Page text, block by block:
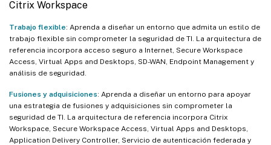
Citrix Workspace
Trabajo flexible: Aprenda a diseñar un entorno que admita un estilo de
trabajo flexible sin comprometer la seguridad de TI. La arquitectura de
referencia incorpora acceso seguro a Internet, Secure Workspace
Access, Virtual Apps and Desktops, SD-WAN, Endpoint Management y
análisis de seguridad.
Fusiones y adquisiciones: Aprenda a diseñar un entorno para apoyar
una estrategia de fusiones y adquisiciones sin comprometer la
seguridad de TI. La arquitectura de referencia incorpora Citrix
Workspace, Secure Workspace Access, Virtual Apps and Desktops,
Application Delivery Controller, Servicio de autenticación federada y